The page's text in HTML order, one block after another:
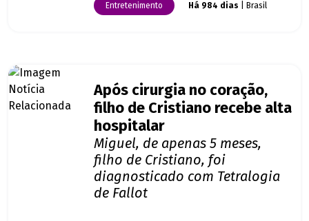
Entretenimento Há 984 dias | Brasil
Após cirurgia no coração,
filho de Cristiano recebe alta
hospitalar
Miguel, de apenas 5 meses,
filho de Cristiano, foi
diagnosticado com Tetralogia
de Fallot